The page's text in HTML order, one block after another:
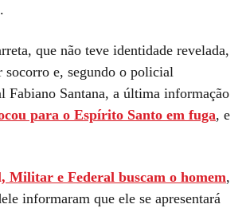
que não teve identidade revelada,
socorro e, segundo o policial
Fabiano Santana, a última informação
para o Espírito Santo em fuga, e
Militar e Federal buscam o homem,
informaram que ele se apresentará